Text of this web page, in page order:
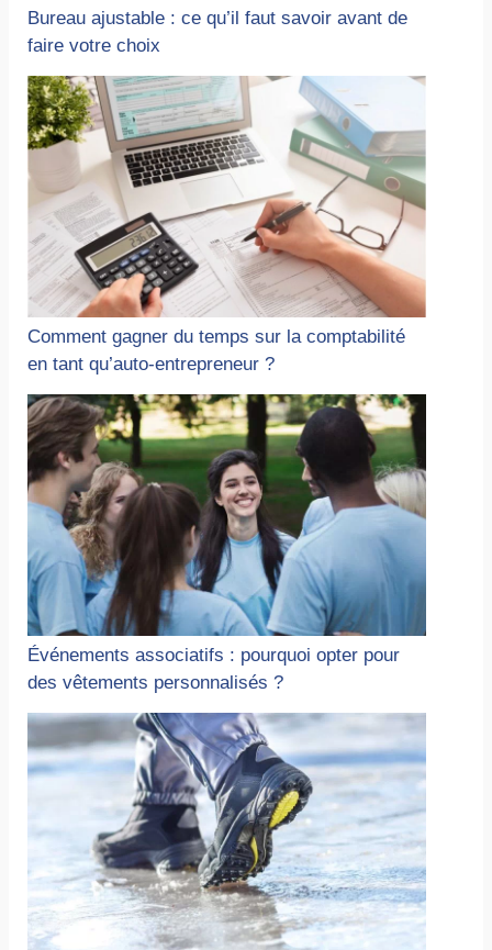
Bureau ajustable : ce qu’il faut savoir avant de
faire votre choix
Comment gagner du temps sur la comptabilité
en tant qu’auto-entrepreneur ?
Événements associatifs : pourquoi opter pour
des vêtements personnalisés ?